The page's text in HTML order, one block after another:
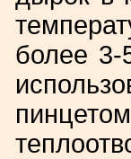
более 3-